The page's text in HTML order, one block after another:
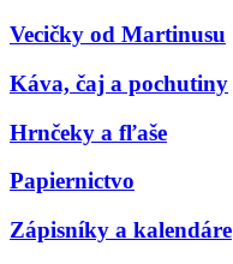
Vecičky od Martinusu
Káva, čaj a pochutiny
Hrnčeky a fľaše
Papiernictvo
Zápisníky a kalendáre